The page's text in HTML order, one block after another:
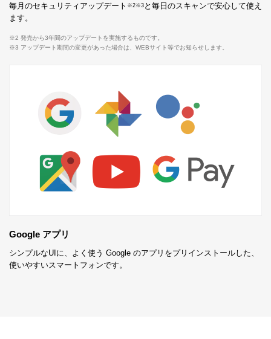
毎月のセキュリティアップデート ※2※3 と毎日のスキャンで安心して使え
ます。
※2 発売から3年間のアップデートを実施するものです。
※3 アップデート期間の変更があった場合は、WEBサイト等でお知らせします。
Google アプリ
シンプルなUIに、よく使う Google のアプリをプリインストールした、
使いやすいスマートフォンです。